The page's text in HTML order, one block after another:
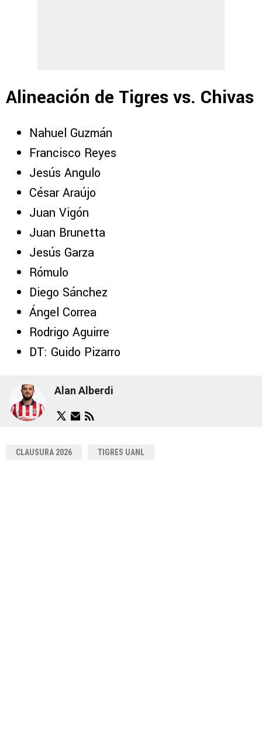
Alineación de Tigres vs. Chivas
Nahuel Guzmán
Francisco Reyes
Jesús Angulo
César Araújo
Juan Vigón
Juan Brunetta
Jesús Garza
Rómulo
Diego Sánchez
Ángel Correa
Rodrigo Aguirre
DT: Guido Pizarro
Alan Alberdi
CLAUSURA 2026 TIGRES UANL